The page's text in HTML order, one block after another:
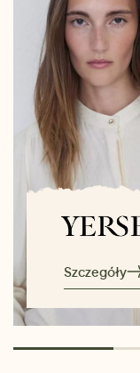
Szczegóły